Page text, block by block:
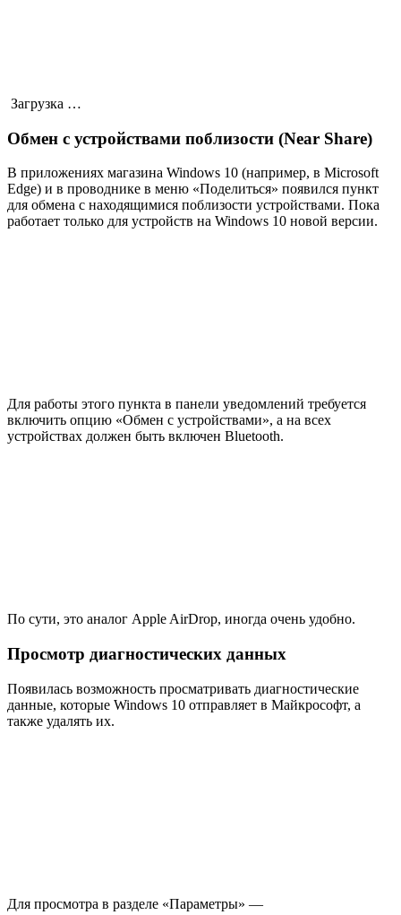
Загрузка …
Обмен с устройствами поблизости (Near Share)
В приложениях магазина Windows 10 (например, в Microsoft
Edge) и в проводнике в меню «Поделиться» появился пункт
для обмена с находящимися поблизости устройствами. Пока
работает только для устройств на Windows 10 новой версии.
Для работы этого пункта в панели уведомлений требуется
включить опцию «Обмен с устройствами», а на всех
устройствах должен быть включен Bluetooth.
По сути, это аналог Apple AirDrop, иногда очень удобно.
Просмотр диагностических данных
Появилась возможность просматривать диагностические
данные, которые Windows 10 отправляет в Майкрософт, а
также удалять их.
Для просмотра в разделе «Параметры» —